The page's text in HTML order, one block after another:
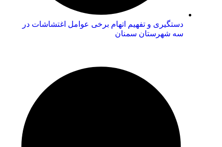
دستگیری و تفهیم اتهام برخی عوامل اغتشاشات در
سه شهرستان سمنان